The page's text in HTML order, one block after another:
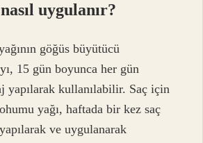
uygulanır?
göğüs büyütücü
15 gün boyunca her gün
yapılarak kullanılabilir. Saç için
yağı, haftada bir kez saç
ve uygulanarak